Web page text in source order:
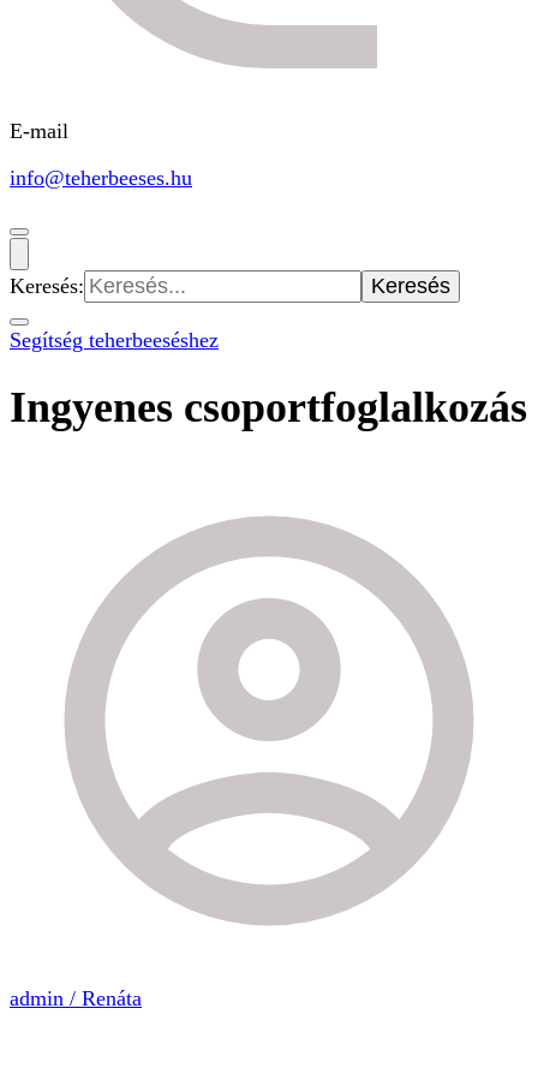
E-mail
info@teherbeeses.hu
Keresés:
Segítség teherbeeséshez
Ingyenes csoportfoglalkozás
admin / Renáta